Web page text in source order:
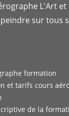
L'Art et
sur tous
formation
et tarifs cours
de la